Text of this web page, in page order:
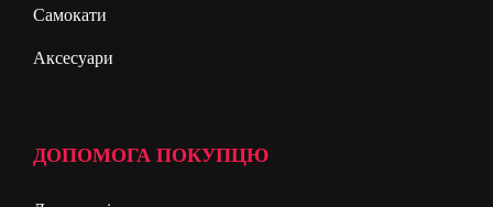
Самокати
Аксесуари
ДОПОМОГА ПОКУПЦЮ